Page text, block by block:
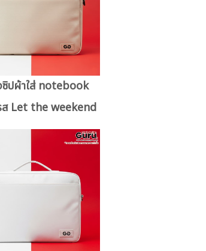
ซิปผ้าใส่ notebook
ส Let the weekend